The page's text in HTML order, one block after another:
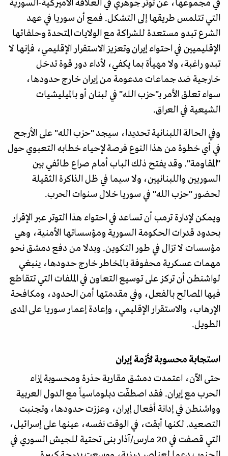
في مجموعها، عن توتر جوهري في العلاقة الأميركية-السورية
التي تتلمس طريقها إلى التشكل. فمع أن سوريا في عهد
الشرع تبدو مستعدة للشراكة مع الولايات المتحدة وحلفائها
الإقليميين في احتواء إيران وتعزيز الاستقرار الإقليمي، فإنها لا
تبدو راغبة، ولا مهيأة بما يكفي، لأداء دور قوة تدخل
خارجية ضد جماعات مدعومة من إيران خارج حدودها،
سواء تعلق الأمر بـ"حزب الله" في لبنان أو بالميليشيات
الشيعية في العراق.
وفي الحالة اللبنانية تحديدا، سيجد "حزب الله" على الأرجح
في أي خطوة من هذا النوع فرصة لإحياء خطابه التعبوي حول
"المقاومة". وقد يفتح ذلك الباب أمام صراع طائفي بين
السوريين واللبنانيين، ولا سيما في ظل الذاكرة الثقيلة
لحضور "حزب الله" في سوريا خلال سنوات الحرب.
ويمكن لإدارة ترمب أن تساعد في احتواء هذا التوتر عبر الإقرار
بحدود قدرات الحكومة السورية ومؤسساتها الأمنية، وهي
مؤسسات لا تزال في طور التكوين. وبدلا من دفع دمشق نحو
مهمات عسكرية محفوفة بالمخاطر خارج حدودها، ينبغي
لواشنطن أن تركز على توسيع التعاون في الملفات التي تتقاطع
فيها المصالح بالفعل، وفي مقدمتها أمن الحدود، ومكافحة
الإرهاب، والاستقرار الإقليمي، وإعادة إعمار سوريا على المدى
الطويل.
استجابة محسوبة لأزمة إيران
حتى الآن، اعتمدت دمشق مقاربة حذرة ومحسوبة إزاء
الحرب مع إيران. فقد اصطفّت دبلوماسياً مع الدول العربية
وواشنطن في إدانة أفعال إيران، وعززت حدودها، وتجنبت
التصعيد. لكنها أبقت، في الوقت نفسه، عينها على إسرائيل،
التي قصفت في 20 مارس/آذار بنى تحتية للجيش السوري في